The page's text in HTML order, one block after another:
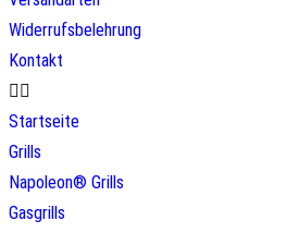
Widerrufsbelehrung
Kontakt
Startseite
Grills
Napoleon® Grills
Gasgrills